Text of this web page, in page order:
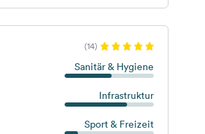
(14)
Sanitär & Hygiene
Infrastruktur
Sport & Freizeit